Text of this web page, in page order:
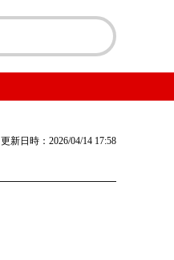
更新日時：2026/04/14 17:58